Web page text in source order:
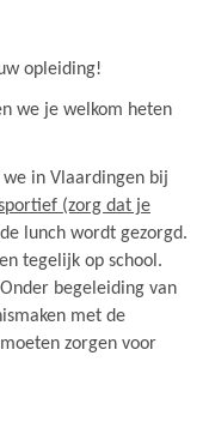
opleiding!
we je welkom heten
we in Vlaardingen bij
(zorg dat je
lunch wordt gezorgd.
tegelijk op school.
Onder begeleiding van
met de
zorgen voor